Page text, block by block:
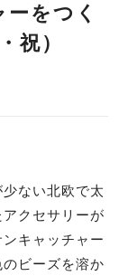
をつく
祝）
ない北欧で太
クセサリーが
キャッチャー
ビーズを溶か